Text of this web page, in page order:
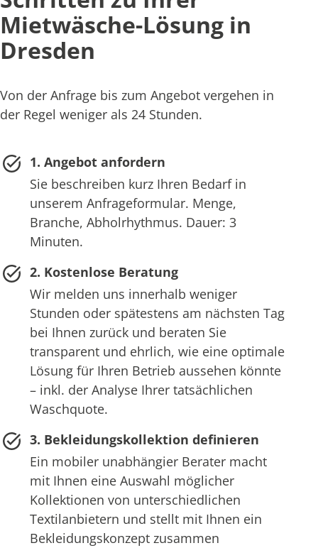
Mietwäsche-Lösung in
Dresden
Von der Anfrage bis zum Angebot vergehen in
der Regel weniger als 24 Stunden.
1. Angebot anfordern
Sie beschreiben kurz Ihren Bedarf in
unserem Anfrageformular. Menge,
Branche, Abholrhythmus. Dauer: 3
Minuten.
2. Kostenlose Beratung
Wir melden uns innerhalb weniger
Stunden oder spätestens am nächsten Tag
bei Ihnen zurück und beraten Sie
transparent und ehrlich, wie eine optimale
Lösung für Ihren Betrieb aussehen könnte
– inkl. der Analyse Ihrer tatsächlichen
Waschquote.
3. Bekleidungskollektion definieren
Ein mobiler unabhängier Berater macht
mit Ihnen eine Auswahl möglicher
Kollektionen von unterschiedlichen
Textilanbietern und stellt mit Ihnen ein
Bekleidungskonzept zusammen